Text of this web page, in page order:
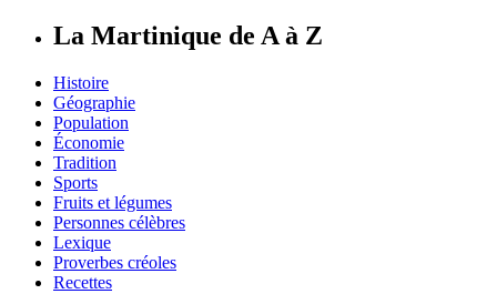
La Martinique de A à Z
Histoire
Géographie
Population
Économie
Tradition
Sports
Fruits et légumes
Personnes célèbres
Lexique
Proverbes créoles
Recettes